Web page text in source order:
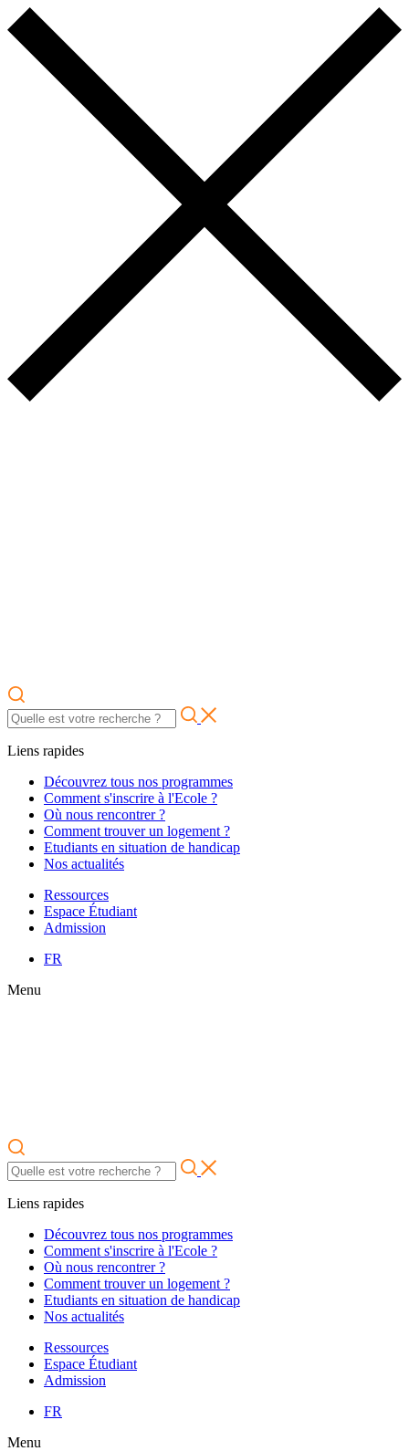
Liens rapides
Découvrez tous nos programmes
Comment s'inscrire à l'Ecole ?
Où nous rencontrer ?
Comment trouver un logement ?
Etudiants en situation de handicap
Nos actualités
Ressources
Espace Étudiant
Admission
FR
Menu
Liens rapides
Découvrez tous nos programmes
Comment s'inscrire à l'Ecole ?
Où nous rencontrer ?
Comment trouver un logement ?
Etudiants en situation de handicap
Nos actualités
Ressources
Espace Étudiant
Admission
FR
Menu